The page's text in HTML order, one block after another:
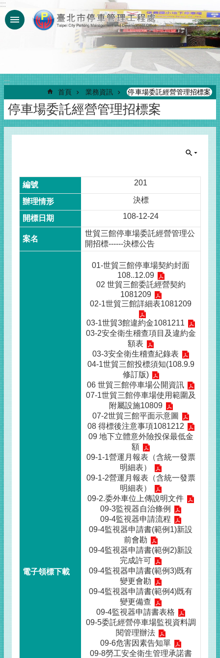
跳到主要內容區塊
:::
:::
首頁 業務資訊 停車場委託經營管理招標案
停車場委託經營管理招標案
201
決標
108-12-24
世貿三館停車場委託經營管理公
開招標------決標公告
01-世貿三館停車場契約封面
108..12.09
02 世貿三館委託經營契約
1081209
02-1世貿三館詳細表1081209
03-1世貿3館違約金1081211
03-2安全衛生稽查項目及違約金
額表
03-3安全衛生稽查紀錄表
04-1世貿三館投標須知(108.9.9
修訂版)
06 世貿三館停車場公開資訊
07-1世貿三館停車場使用範圍及
附屬設施10809
07-2世貿三館平面示意圖
08 得標後注意事項1081212
09 地下立體意外險投保最低金
額
09-1-1營運月報表（含統一發票
明細表）
09-1-2營運月報表（含統一發票
明細表）
09-2.委外車位上傳說明文件
09-3監視器自治條例
09-4監視器申請流程
09-4監視器申請書(範例1)新設
前會勘
09-4監視器申請書(範例2)新設
完成許可
09-4監視器申請書(範例3)既有
變更會勘
09-4監視器申請書(範例4)既有
變更備查
09-4監視器申請書表格
09-5委託經營停車場監視資料調
閱管理辦法
09-6危害因素告知單
09-8勞工安全衛生管理承諾書